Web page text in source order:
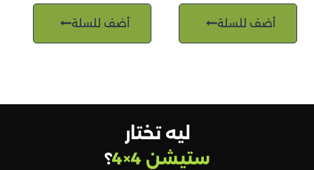
أضف للسلة أضف للسلة
ليه تختار
ستيشن 4×4
؟